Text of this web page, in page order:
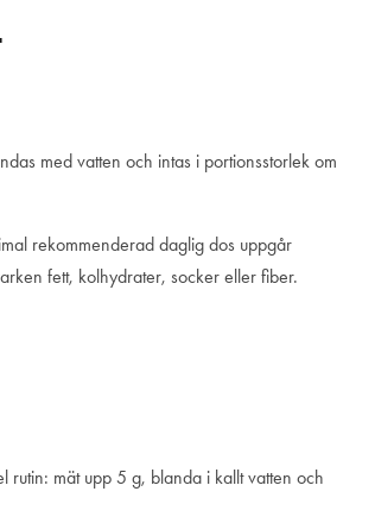
med vatten och intas i portionsstorlek om
rekommenderad daglig dos uppgår
fett, kolhydrater, socker eller fiber.
mät upp 5 g, blanda i kallt vatten och